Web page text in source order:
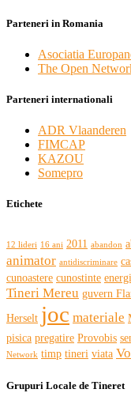
Parteneri in Romania
Asociatia
The Open
Parteneri internationali
ADR Vlaanderen
FIMCAP
KAZOU
Somepro
Etichete
12 lideri 16 ani 2011 abandon
animator antidiscriminare
cunoastere cunostinte
Tineri Mereu guvern
Herselt joc materiale
pisica pregatire Provobis
Network timp tineri viata
Grupuri Locale de Tineret